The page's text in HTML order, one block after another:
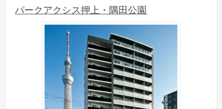
パークアクシス押上・隅田公園